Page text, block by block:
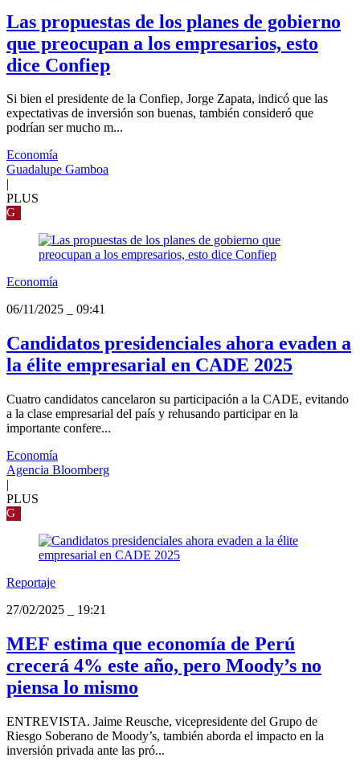
Las propuestas de los planes de gobierno
que preocupan a los empresarios, esto
dice Confiep
Si bien el presidente de la Confiep, Jorge Zapata, indicó que las
expectativas de inversión son buenas, también consideró que
podrían ser mucho m...
Economía
Guadalupe Gamboa
PLUS
G
Economía
06/11/2025
09:41
Candidatos presidenciales ahora evaden a
la élite empresarial en CADE 2025
Cuatro candidatos cancelaron su participación a la CADE, evitando
a la clase empresarial del país y rehusando participar en la
importante confere...
Economía
Agencia Bloomberg
|
PLUS
G
Reportaje
27/02/2025
19:21
MEF estima que economía de Perú
crecerá 4% este año, pero Moody’s no
piensa lo mismo
ENTREVISTA. Jaime Reusche, vicepresidente del Grupo de
Riesgo Soberano de Moody’s, también aborda el impacto en la
inversión privada ante las pró...